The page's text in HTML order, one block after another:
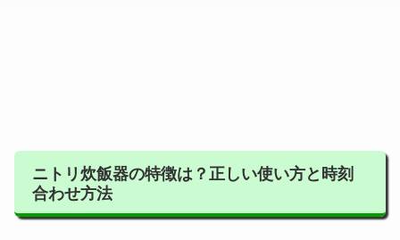
ニトリ炊飯器の特徴は？正しい使い方と時刻
合わせ方法